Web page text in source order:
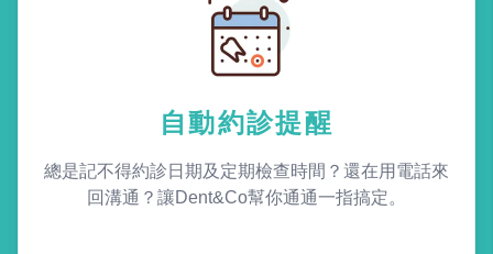
自動約診提醒
總是記不得約診日期及定期檢查時間？還在用電話來
回溝通？讓Dent&Co幫你通通一指搞定。